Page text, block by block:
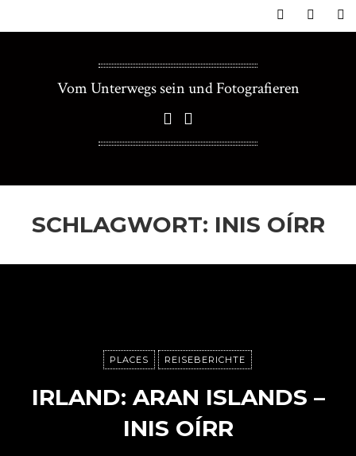
Vom Unterwegs sein und Fotografieren
SCHLAGWORT: INIS OÍRR
PLACES REISEBERICHTE
IRLAND: ARAN ISLANDS –
INIS OÍRR